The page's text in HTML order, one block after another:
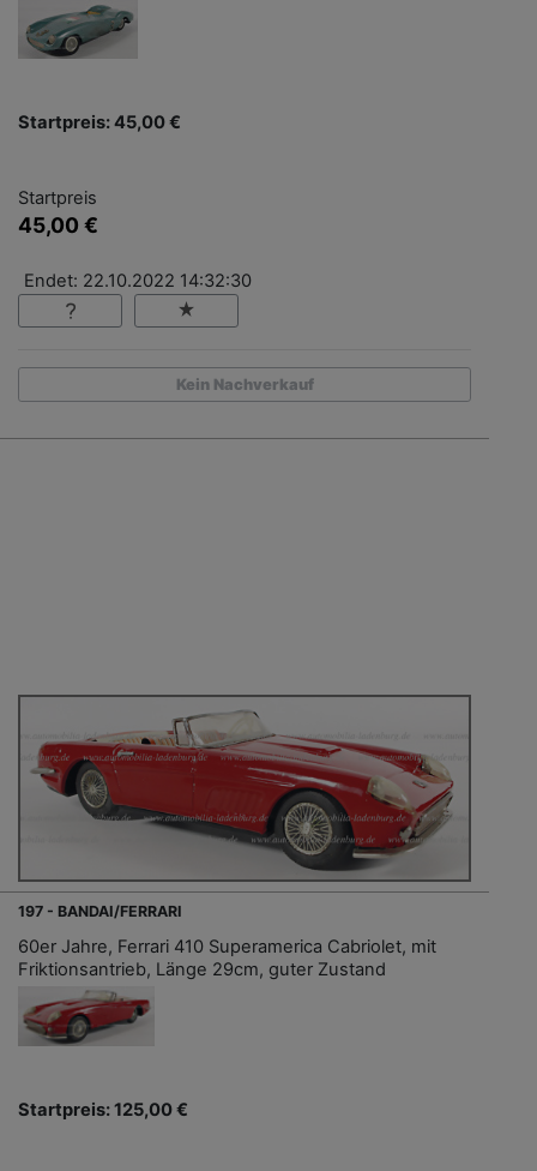
Startpreis: 45,00 €
Startpreis
45,00 €
Endet: 22.10.2022 14:32:30
Kein Nachverkauf
197 - BANDAI/FERRARI
60er Jahre, Ferrari 410 Superamerica Cabriolet, mit
Friktionsantrieb, Länge 29cm, guter Zustand
Startpreis: 125,00 €